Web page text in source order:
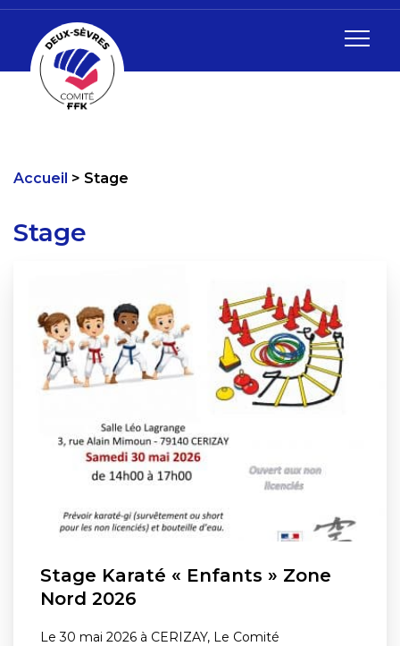
Accueil Stage
Stage
Stage Karaté « Enfants » Zone
Nord 2026
Le 30 mai 2026 à CERIZAY, Le Comité